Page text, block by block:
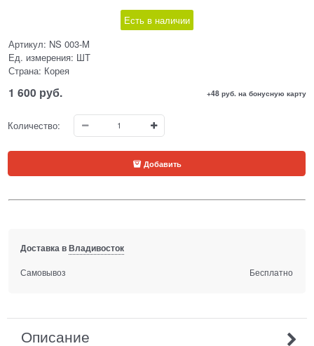
Есть в наличии
Артикул: NS 003-M
Ед. измерения: ШТ
Страна: Корея
1 600 руб. +48 руб. на бонусную карту
Количество:
Добавить
Доставка вВладивосток
Самовывоз Бесплатно
Описание